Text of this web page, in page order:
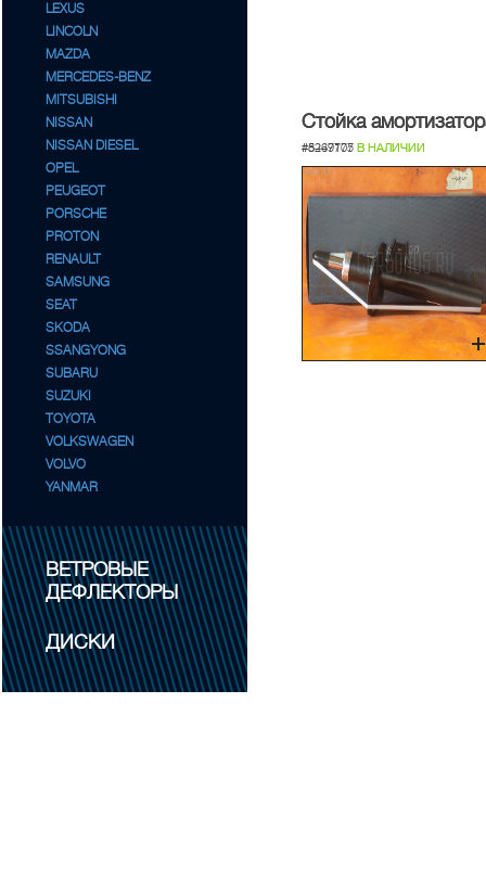
LEXUS
LINCOLN
MAZDA
MERCEDES-BENZ
MITSUBISHI
NISSAN
NISSAN DIESEL
OPEL
PEUGEOT
PORSCHE
PROTON
RENAULT
SAMSUNG
SEAT
SKODA
SSANGYONG
SUBARU
SUZUKI
TOYOTA
VOLKSWAGEN
VOLVO
YANMAR
ВЕТРОВЫЕ
ДЕФЛЕКТОРЫ
ДИСКИ
Стойка
#8469777 В НАЛИЧИИ
Стойка
#5247105 В НАЛИЧИИ